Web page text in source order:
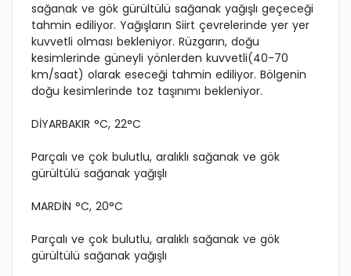
sağanak ve gök gürültülü sağanak yağışlı geçeceği
tahmin ediliyor. Yağışların Siirt çevrelerinde yer yer
kuvvetli olması bekleniyor. Rüzgarın, doğu
kesimlerinde güneyli yönlerden kuvvetli(40-70
km/saat) olarak eseceği tahmin ediliyor. Bölgenin
doğu kesimlerinde toz taşınımı bekleniyor.
DİYARBAKIR °C, 22°C
Parçalı ve çok bulutlu, aralıklı sağanak ve gök
gürültülü sağanak yağışlı
MARDİN °C, 20°C
Parçalı ve çok bulutlu, aralıklı sağanak ve gök
gürültülü sağanak yağışlı